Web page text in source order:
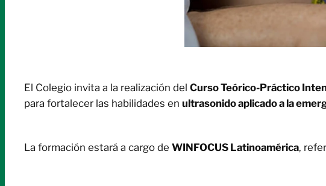
El Colegio invita a la realización del Curso Teórico-Práctico
para fortalecer las habilidades en ultrasonido aplicado a la
La formación estará a cargo de WINFOCUS Latinoamérica,